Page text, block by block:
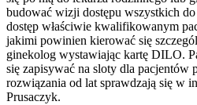
budować wizji dostępu wszystkich
dostęp właściwie kwalifikowanym
jakimi powinien kierować się
ginekolog wystawiając kartę DILO.
się zapisywać na sloty dla pacjentów
rozwiązania od lat sprawdzają się w
Prusaczyk.